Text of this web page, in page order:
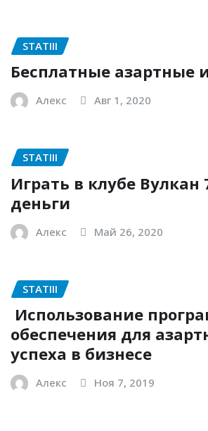
STATIII
Бесплатные азартные
Алекс Авг 1, 2020
STATIII
Играть в клубе Вулкан
деньги
Алекс Май 26, 2020
STATIII
Использование
обеспечения для
успеха в бизнесе
Алекс Ноя 7, 2019